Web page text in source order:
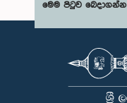
මෙම පිටුව බෙදාගන්න